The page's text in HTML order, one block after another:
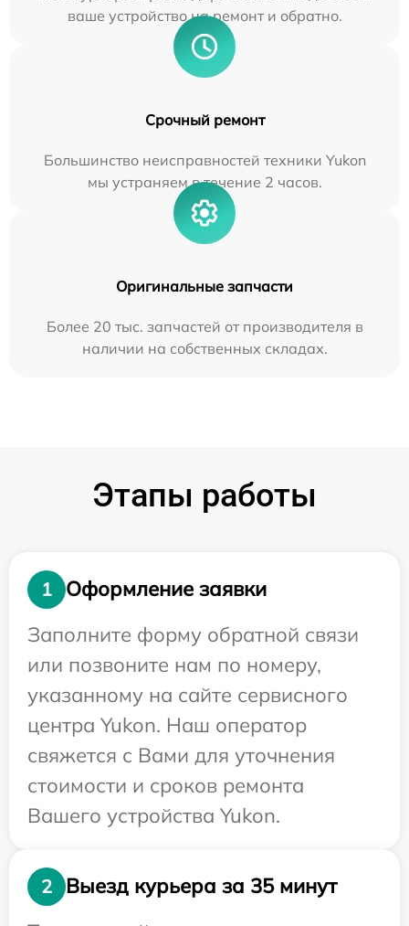
ваше устройство на ремонт и обратно.
Срочный ремонт
Большинство неисправностей техники Yukon
мы устраняем в течение 2 часов.
Оригинальные запчасти
Более 20 тыс. запчастей от производителя в
наличии на собственных складах.
Этапы работы
1
Оформление заявки
Заполните форму обратной связи
или позвоните нам по номеру,
указанному на сайте сервисного
центра Yukon. Наш оператор
свяжется с Вами для уточнения
стоимости и сроков ремонта
Вашего устройства Yukon.
2
Выезд курьера за 35 минут